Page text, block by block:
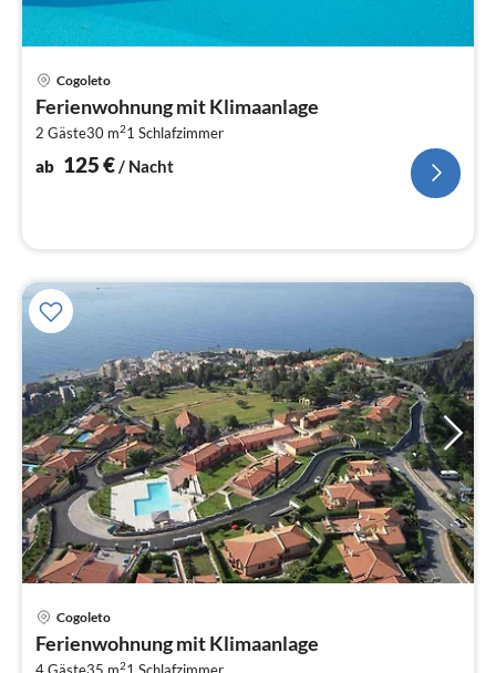
Cogoleto
Ferienwohnung mit Klimaanlage
2 Gäste30 m21 Schlafzimmer
ab 125€ / Nacht
Cogoleto
Ferienwohnung mit Klimaanlage
2